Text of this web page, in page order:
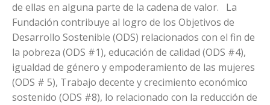
de ellas en alguna parte de la cadena de valor. La
Fundación contribuye al logro de los Objetivos de
Desarrollo Sostenible (ODS) relacionados con el fin de
la pobreza (ODS #1), educación de calidad (ODS #4),
igualdad de género y empoderamiento de las mujeres
(ODS # 5), Trabajo decente y crecimiento económico
sostenido (ODS #8), lo relacionado con la reducción de